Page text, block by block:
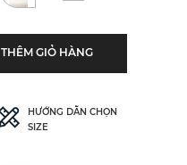
THÊM GIỎ HÀNG
HƯỚNG DẪN CHỌN
SIZE